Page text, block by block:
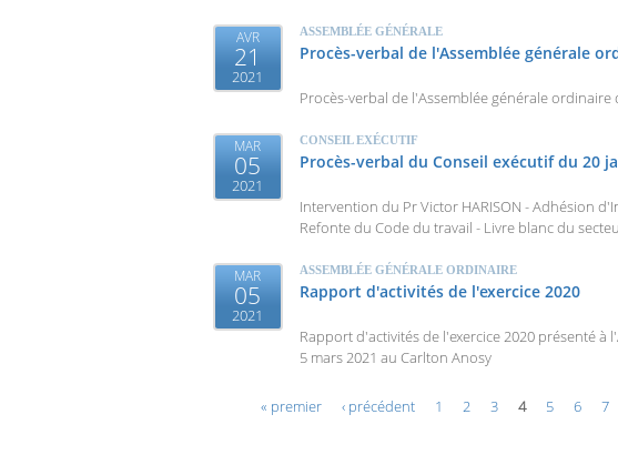
AVR
21
2021
ASSEMBLÉE GÉNÉRALE
Procès-verbal de l'Assemblée générale
Procès-verbal de l'Assemblée générale ordinaire
MAR
05
2021
CONSEIL EXÉCUTIF
Procès-verbal du Conseil exécutif du 20
Intervention du Pr Victor HARISON - Adhésion
Refonte du Code du travail - Livre blanc du
MAR
05
2021
ASSEMBLÉE GÉNÉRALE ORDINAIRE
Rapport d'activités de l'exercice 2020
Rapport d'activités de l'exercice 2020 présenté à
5 mars 2021 au Carlton Anosy
Pages
« premier ‹ précédent 1 2 3 4 5 6 7